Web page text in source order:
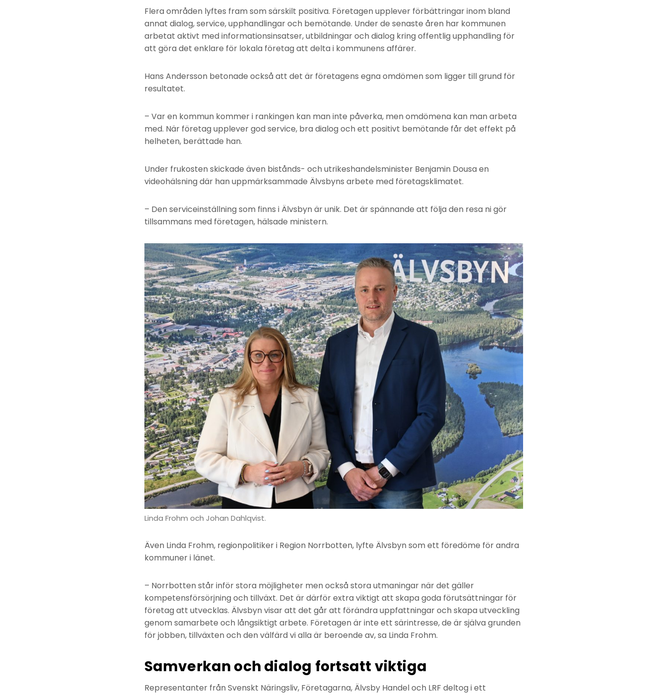
Flera områden lyftes fram som särskilt positiva. Företagen upplever förbättringar inom bland
annat dialog, service, upphandlingar och bemötande. Under de senaste åren har kommunen
arbetat aktivt med informationsinsatser, utbildningar och dialog kring offentlig upphandling för
att göra det enklare för lokala företag att delta i kommunens affärer.
Hans Andersson betonade också att det är företagens egna omdömen som ligger till grund för
resultatet.
– Var en kommun kommer i rankingen kan man inte påverka, men omdömena kan man arbeta
med. När företag upplever god service, bra dialog och ett positivt bemötande får det effekt på
helheten, berättade han.
Under frukosten skickade även bistånds- och utrikeshandelsminister Benjamin Dousa en
videohälsning där han uppmärksammade Älvsbyns arbete med företagsklimatet.
– Den serviceinställning som finns i Älvsbyn är unik. Det är spännande att följa den resa ni gör
tillsammans med företagen, hälsade ministern.
Linda Frohm och Johan Dahlqvist.
Även Linda Frohm, regionpolitiker i Region Norrbotten, lyfte Älvsbyn som ett föredöme för andra
kommuner i länet.
– Norrbotten står inför stora möjligheter men också stora utmaningar när det gäller
kompetensförsörjning och tillväxt. Det är därför extra viktigt att skapa goda förutsättningar för
företag att utvecklas. Älvsbyn visar att det går att förändra uppfattningar och skapa utveckling
genom samarbete och långsiktigt arbete. Företagen är inte ett särintresse, de är själva grunden
för jobben, tillväxten och den välfärd vi alla är beroende av, sa Linda Frohm.
Samverkan och dialog fortsatt viktiga
Representanter från Svenskt Näringsliv, Företagarna, Älvsby Handel och LRF deltog i ett